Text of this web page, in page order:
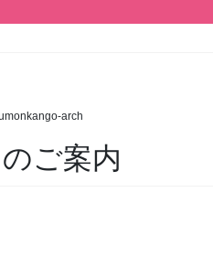
arch
ご案内